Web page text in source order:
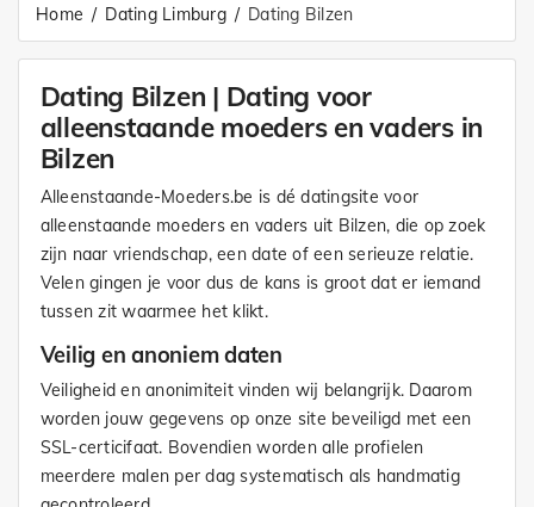
Home Dating Limburg Dating Bilzen
Dating Bilzen | Dating voor
alleenstaande moeders en vaders in
Bilzen
Alleenstaande-Moeders.be is dé datingsite voor
alleenstaande moeders en vaders uit Bilzen, die op zoek
zijn naar vriendschap, een date of een serieuze relatie.
Velen gingen je voor dus de kans is groot dat er iemand
tussen zit waarmee het klikt.
Veilig en anoniem daten
Veiligheid en anonimiteit vinden wij belangrijk. Daarom
worden jouw gegevens op onze site beveiligd met een
SSL-certicifaat. Bovendien worden alle profielen
meerdere malen per dag systematisch als handmatig